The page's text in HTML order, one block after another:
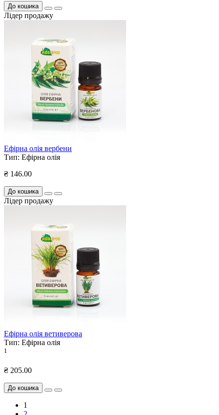
До кошика
Лідер продажу
Ефірна олія вербени
Тип: Ефірна олія
₴ 146.00
До кошика
Лідер продажу
Ефірна олія ветиверова
Тип: Ефірна олія
1
₴ 205.00
До кошика
1